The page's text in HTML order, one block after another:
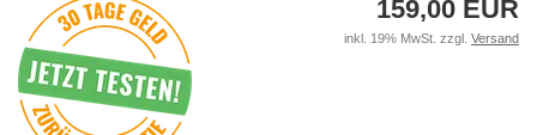
159,00 EUR
inkl. 19% MwSt. zzgl. Versand